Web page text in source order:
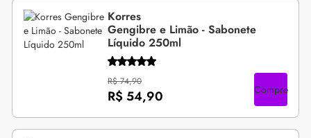
Korres
Gengibre e Limão - Sabonete
Líquido 250ml
R$ 74,90
R$ 54,90 Compre